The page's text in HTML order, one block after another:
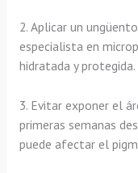
2. Aplicar un
especialista en
hidratada y protegida.
3. Evitar exponer el
primeras semanas
puede afectar el